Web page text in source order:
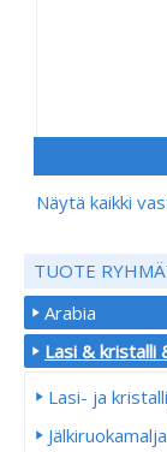
Näytä kaikki
TUOTE
Arabia
Lasi & kristalli
Lasi- ja